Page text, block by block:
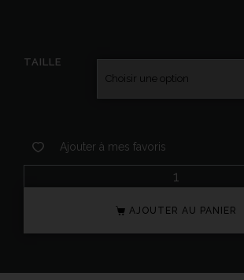
TAILLE
Ajouter à mes favoris
AJOUTER AU PANIER